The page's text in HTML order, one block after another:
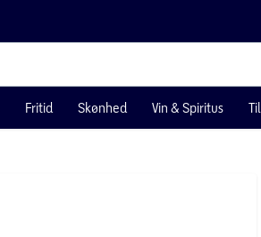
Fritid Skønhed Vin & Spiritus